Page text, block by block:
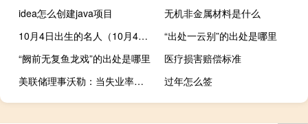
idea怎么创建java项目
无机非金属材料是什么
10月4日出生的名人（10月4日）
“出处一云别”的出处是哪里
“阙前无复鱼龙戏”的出处是哪里
医疗损害赔偿标准
美联储理事沃勒：当失业率低而赤字达到6%时很难认为这是可持续的
过年怎么签